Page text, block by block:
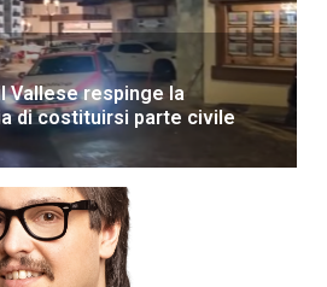
Vallese respinge la
di costituirsi parte civile